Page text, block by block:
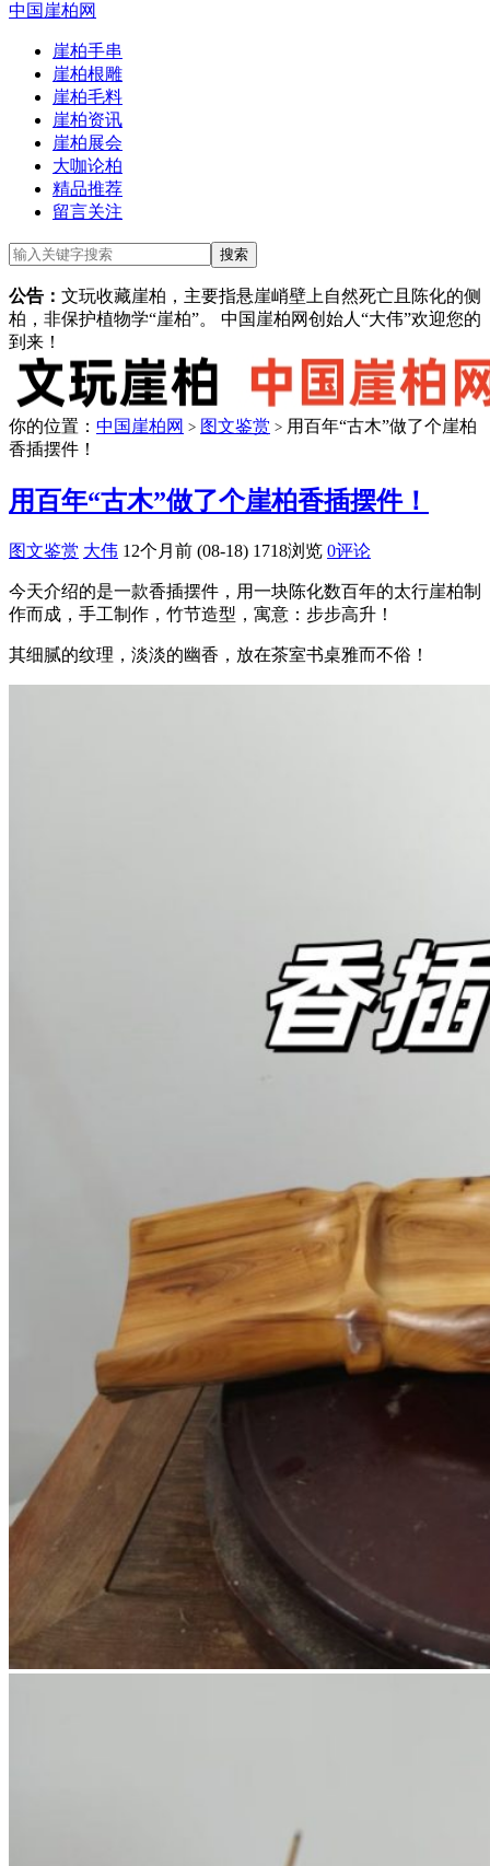
中国崖柏网
崖柏手串
崖柏根雕
崖柏毛料
崖柏资讯
崖柏展会
大咖论柏
精品推荐
留言关注
公告： 文玩收藏崖柏，主要指悬崖峭壁上自然死亡且陈化的侧
柏，非保护植物学“崖柏”。 中国崖柏网创始人“大伟”欢迎您的
到来！
你的位置： 中国崖柏网 > 图文鉴赏 > 用百年“古木”做了个崖柏
香插摆件！
用百年“古木”做了个崖柏香插摆件！
图文鉴赏 大伟 12个月前 (08-18) 1718浏览 0评论
今天介绍的是一款香插摆件，用一块陈化数百年的太行崖柏制
作而成，手工制作，竹节造型，寓意：步步高升！
其细腻的纹理，淡淡的幽香，放在茶室书桌雅而不俗！